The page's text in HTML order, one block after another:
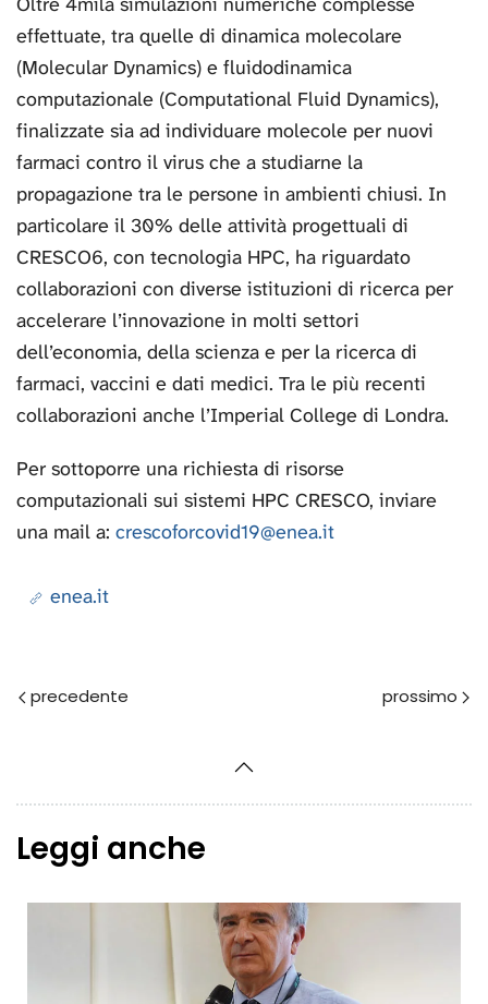
effettuate, tra quelle di dinamica molecolare
(Molecular Dynamics) e fluidodinamica
computazionale (Computational Fluid Dynamics),
finalizzate sia ad individuare molecole per nuovi
farmaci contro il virus che a studiarne la
propagazione tra le persone in ambienti chiusi. In
particolare il 30% delle attività progettuali di
CRESCO6, con tecnologia HPC, ha riguardato
collaborazioni con diverse istituzioni di ricerca per
accelerare l’innovazione in molti settori
dell’economia, della scienza e per la ricerca di
farmaci, vaccini e dati medici. Tra le più recenti
collaborazioni anche l’Imperial College di Londra.
Per sottoporre una richiesta di risorse
computazionali sui sistemi HPC CRESCO, inviare
una mail a: crescoforcovid19@enea.it
enea.it
Leggi anche